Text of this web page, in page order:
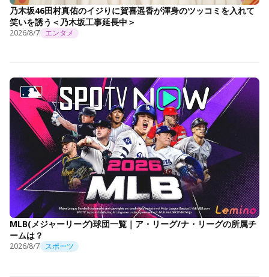
乃木坂46田村真佑のイジりに賀喜遥香が渾身のツッコミを入れて
笑いを誘う＜乃木坂工事延長中＞
2026/8/7 エンタメ
MLB(メジャーリーグ)球団一覧｜ア・リーグ/ナ・リーグの所属チ
ームは？
2026/8/7 スポーツ